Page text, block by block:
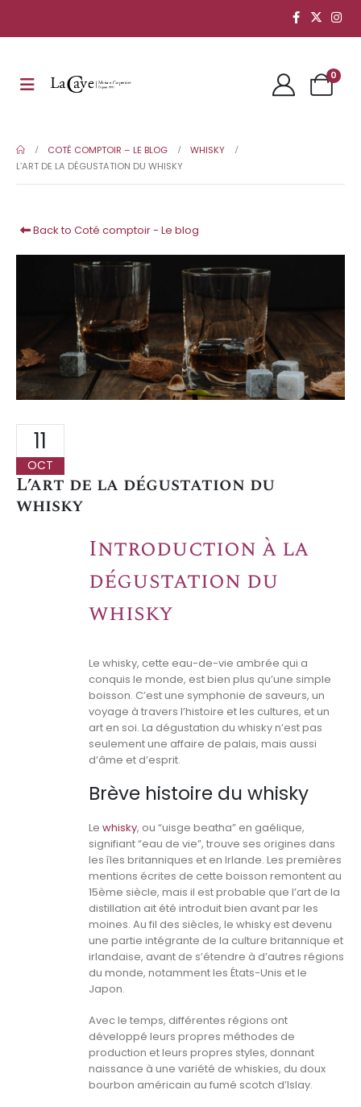
0
COTÉ COMPTOIR – LE BLOG
WHISKY
L’ART DE LA DÉGUSTATION DU WHISKY
Back to Coté comptoir - Le blog
11
OCT
L’art de la dégustation du
whisky
Introduction à la
dégustation du
whisky
Le whisky, cette eau-de-vie ambrée qui a
conquis le monde, est bien plus qu’une simple
boisson. C’est une symphonie de saveurs, un
voyage à travers l’histoire et les cultures, et un
art en soi. La dégustation du whisky n’est pas
seulement une affaire de palais, mais aussi
d’âme et d’esprit.
Brève histoire du whisky
Le whisky, ou “uisge beatha” en gaélique,
signifiant “eau de vie”, trouve ses origines dans
les îles britanniques et en Irlande. Les premières
mentions écrites de cette boisson remontent au
15ème siècle, mais il est probable que l’art de la
distillation ait été introduit bien avant par les
moines. Au fil des siècles, le whisky est devenu
une partie intégrante de la culture britannique et
irlandaise, avant de s’étendre à d’autres régions
du monde, notamment les États-Unis et le
Japon.
Avec le temps, différentes régions ont
développé leurs propres méthodes de
production et leurs propres styles, donnant
naissance à une variété de whiskies, du doux
bourbon américain au fumé scotch d’Islay.